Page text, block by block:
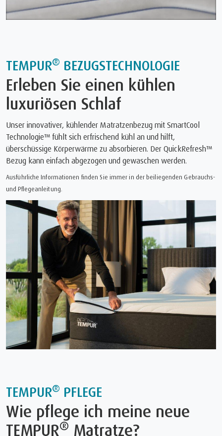
TEMPUR® BEZUGSTECHNOLOGIE
Erleben Sie einen kühlen
luxuriösen Schlaf
Unser innovativer, kühlender Matratzenbezug mit SmartCool
Technologie™ fühlt sich erfrischend kühl an und hilft,
überschüssige Körperwärme zu absorbieren. Der QuickRefresh™
Bezug kann einfach abgezogen und gewaschen werden.
Ausführliche Informationen finden Sie immer in der beiliegenden Gebrauchs-
und Pflegeanleitung.
TEMPUR® PFLEGE
Wie pflege ich meine neue
TEMPUR® Matratze?